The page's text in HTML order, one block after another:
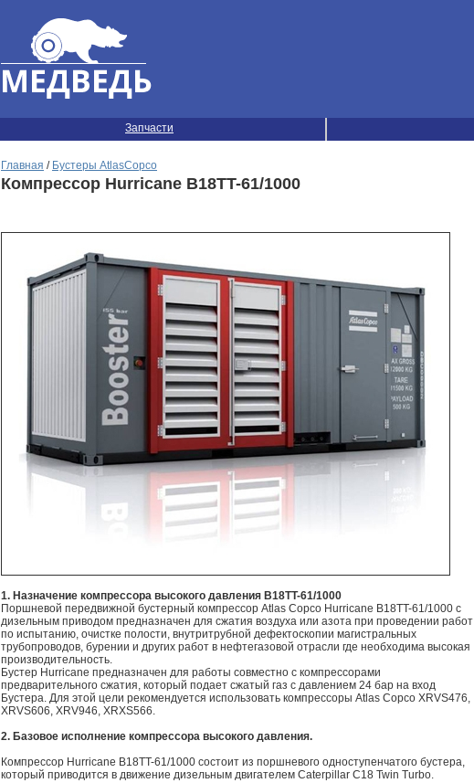
Запчасти
Главная / Бустеры AtlasCopco
Компрессор Hurricane B18TT-61/1000
1. Назначение компрессора высокого давления B18TT-61/1000
Поршневой передвижной бустерный компрессор Atlas Copco Hurricane B18TT-61/1000 c
дизельным приводом предназначен для сжатия воздуха или азота при проведении работ
по испытанию, очистке полости, внутритрубной дефектоскопии магистральных
трубопроводов, бурении и других работ в нефтегазовой отрасли где необходима высокая
производительность.
Бустер Hurricane предназначен для работы совместно с компрессорами
предварительного сжатия, который подает сжатый газ с давлением 24 бар на вход
Бустера. Для этой цели рекомендуется использовать компрессоры Atlas Copco XRVS476,
XRVS606, XRV946, XRXS566.
2. Базовое исполнение компрессора высокого давления.
Компрессор Hurricane B18TT-61/1000 состоит из поршневого одноступенчатого бустера,
который приводится в движение дизельным двигателем Caterpillar С18 Twin Turbo.